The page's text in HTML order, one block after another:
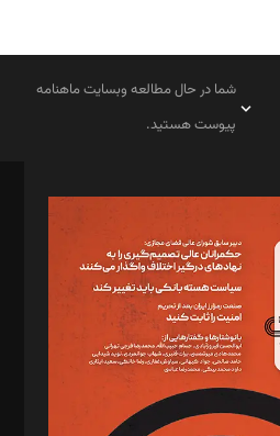
شما در حال مطالعه وبسایت ماهنامه
پیوست هستید.
ایپکچی